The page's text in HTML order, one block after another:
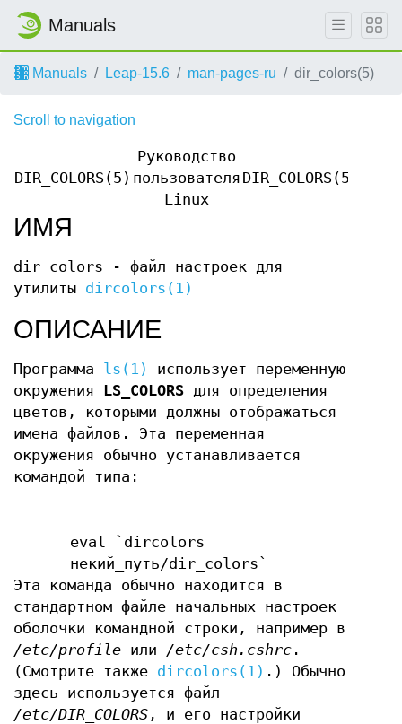
Manuals
Manuals Leap-15.6 man-pages-ru dir_colors(5)
Scroll to navigation
DIR_COLORS(5)
Руководство
пользователя
Linux
DIR_COLORS(5)
ИМЯ
dir_colors - файл настроек для
утилиты dircolors(1)
ОПИСАНИЕ
Программа ls(1)
использует переменную
окружения LS_COLORS для определения
цветов, которыми должны отображаться
имена файлов. Эта переменная
окружения обычно устанавливается
командой типа:
eval `dircolors
некий_путь/dir_colors`
Эта команда обычно находится в
стандартном файле начальных настроек
оболочки командной строки, например в
/etc/profile или /etc/csh.cshrc .
(Смотрите также dircolors(1) .) Обычно
здесь используется файл
/etc/DIR_COLORS , и его настройки